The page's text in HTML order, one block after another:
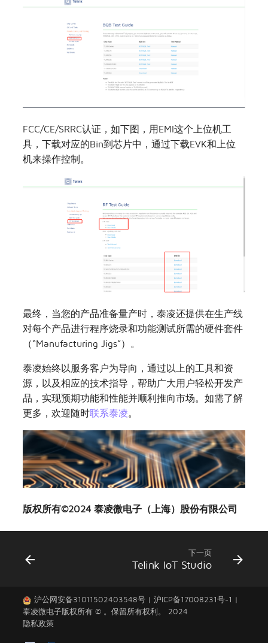
FCC/CE/SRRC认证，如下图，用EMI这个上位机工
具，下载对应的Bin到芯片中，通过下载EVK和上位
机来操作控制。
最终，当您的产品准备量产时，泰凌还提供在生产线
对每个产品进行程序烧录和功能测试所需的硬件套件
（“Manufacturing Jigs”）。
泰凌始终以服务客户为导向，通过以上的工具和资
源，以及相应的技术指导，帮助广大用户轻松开发产
品，实现预期功能和性能并顺利推向市场。如需了解
更多，欢迎随时联系泰凌。
版权所有©2024 泰凌微电子（上海）股份有限公司
下一页
Telink IoT Studio
沪公网安备31011502403548号 |沪ICP备17008231号-1 |
泰凌微电子版权所有 © 。保留所有权利。 2024
隐私政策